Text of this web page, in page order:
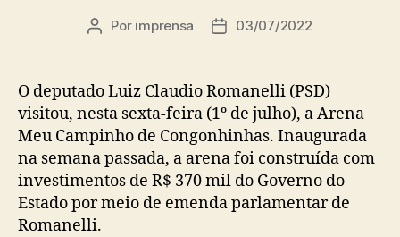
Autor
Por imprensa
Data03/07/2022
O deputado Luiz Claudio Romanelli (PSD)
visitou, nesta sexta-feira (1º de julho), a Arena
Meu Campinho de Congonhinhas. Inaugurada
na semana passada, a arena foi construída com
investimentos de R$ 370 mil do Governo do
Estado por meio de emenda parlamentar de
Romanelli.